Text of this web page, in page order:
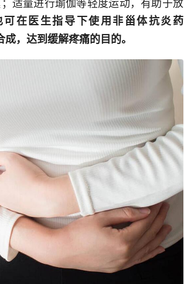
在医生指导下使用非甾体抗炎药
，达到缓解疼痛的目的。